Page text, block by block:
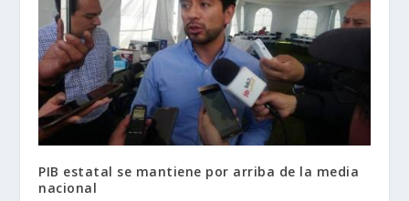
PIB estatal se mantiene por arriba de la media
nacional